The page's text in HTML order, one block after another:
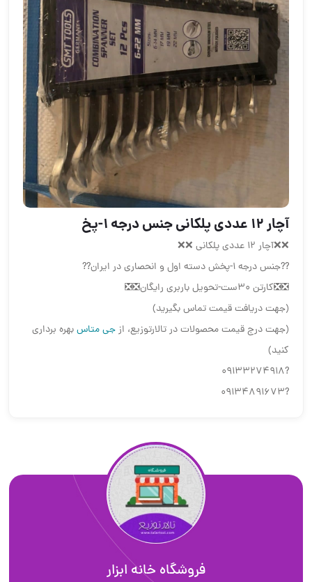
آچار ۱۲ عددی پلکانی جنس درجه ۱-پخ
❌❌آچار ۱۲ عددی پلکانی ❌❌
??جنس درجه ۱-پخش دسته اول و انحصاری در ایران??
❎❎کارتن ۳۰ست-تحویل باربری رایگان❎❎
(جهت دریافت قیمت تماس بگیرید)
(جهت درج قیمت محصولات در تالارتوزیع، ازجی متاسبهره برداری
کنید)
?۰۹۱۳۳۲۷۴۹۱۸
?۰۹۱۳۴۸۹۱۶۷۳
فروشگاه خانه ابزار